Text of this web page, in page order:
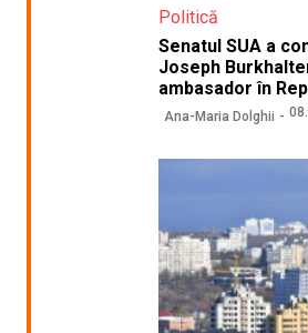
Politică
Senatul SUA a
Joseph
ambasador în
Ana-Maria Dolghii